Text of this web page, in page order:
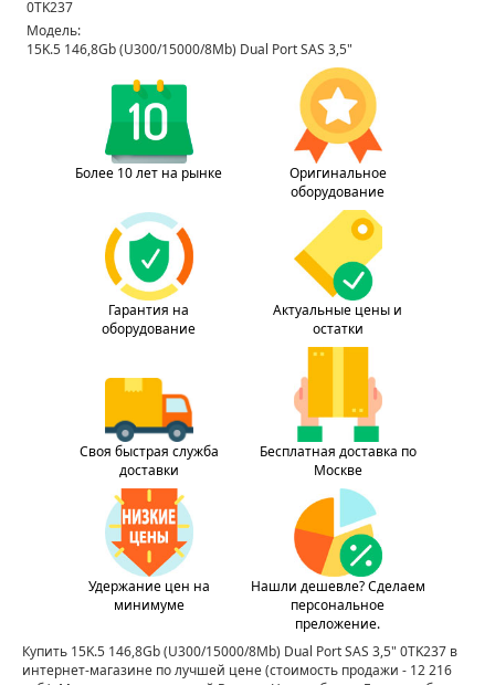
0TK237
Модель:
15K.5 146,8Gb (U300/15000/8Mb) Dual Port SAS 3,5"
Более 10 лет на рынке
Оригинальное
оборудование
Гарантия на
оборудование
Актуальные цены и
остатки
Своя быстрая служба
доставки
Бесплатная доставка по
Москве
Удержание цен на
минимуме
Нашли дешевле? Сделаем
персональное
преложение.
Купить 15K.5 146,8Gb (U300/15000/8Mb) Dual Port SAS 3,5" 0TK237 в
интернет-магазине по лучшей цене(стоимость продажи - 12 216